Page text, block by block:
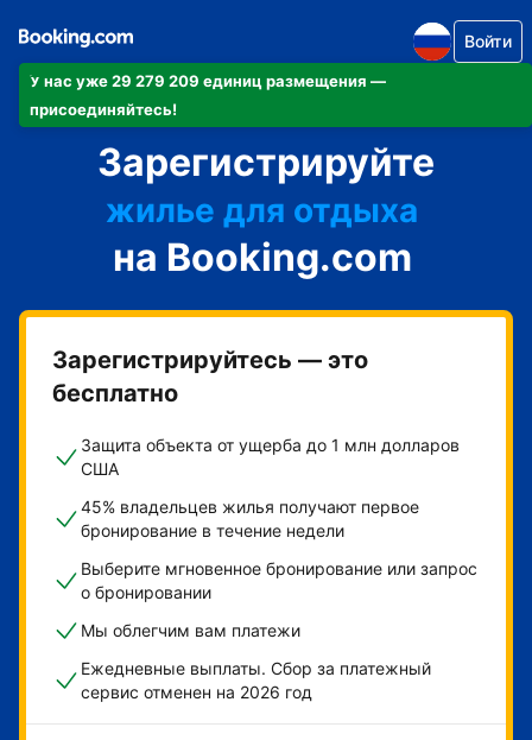
У нас уже 29 279 209 единиц размещения —
присоединяйтесь!
Войти
Зарегистрируйте
апартаменты/квартиру
отель
жилье для отдыха
гостевой дом
мини-отель
на Booking.com
Зарегистрируйтесь — это
бесплатно
Защита объекта от ущерба до 1 млн долларов
США
45% владельцев жилья получают первое
бронирование в течение недели
Выберите мгновенное бронирование или запрос
о бронировании
Мы облегчим вам платежи
Ежедневные выплаты. Сбор за платежный
сервис отменен на 2026 год